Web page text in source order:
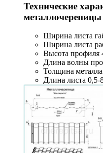
Технические
Ширина листа
Ширина листа
Высота профиля
Длина волны
Толщина
Длина листа 0,5-